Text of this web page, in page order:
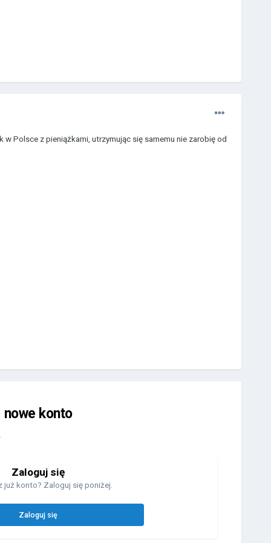
Polsce z pieniążkami, utrzymując się samemu nie zarobię od
konto
Zaloguj się
już konto? Zaloguj się poniżej.
Zaloguj się